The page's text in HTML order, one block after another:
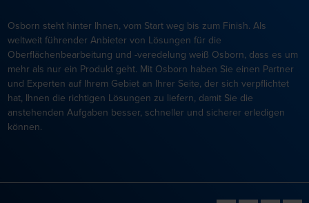
Osborn steht hinter Ihnen, vom Start weg bis zum Finish. Als
weltweit führender Anbieter von Lösungen für die
Oberflächenbearbeitung und -veredelung weiß Osborn, dass es um
mehr als nur ein Produkt geht. Mit Osborn haben Sie einen Partner
und Experten auf Ihrem Gebiet an Ihrer Seite, der sich verpflichtet
hat, Ihnen die richtigen Lösungen zu liefern, damit Sie die
anstehenden Aufgaben besser, schneller und sicherer erledigen
können.